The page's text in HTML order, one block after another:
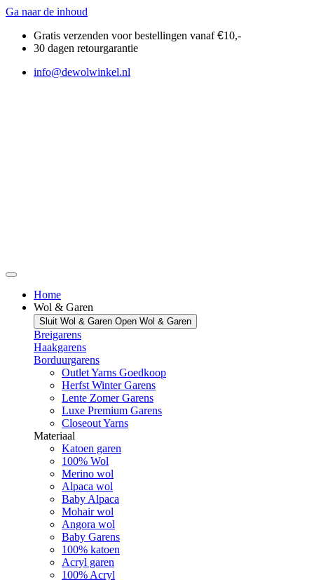
Ga naar de inhoud
Gratis verzenden voor bestellingen vanaf€10,-
30 dagen retourgarantie
info@dewolwinkel.nl
Home
Wol & Garen
Sluit Wol & Garen Open Wol & Garen
Breigarens
Haakgarens
Borduurgarens
Outlet Yarns Goedkoop
Herfst Winter Garens
Lente Zomer Garens
Luxe Premium Garens
Closeout Yarns
Materiaal
Katoen garen
100% Wol
Merino wol
Alpaca wol
Baby Alpaca
Mohair wol
Angora wol
Baby Garens
100% katoen
Acryl garen
100% Acryl